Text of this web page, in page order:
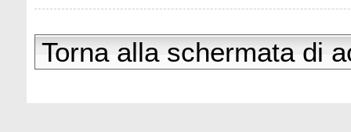
Torna alla schermata di